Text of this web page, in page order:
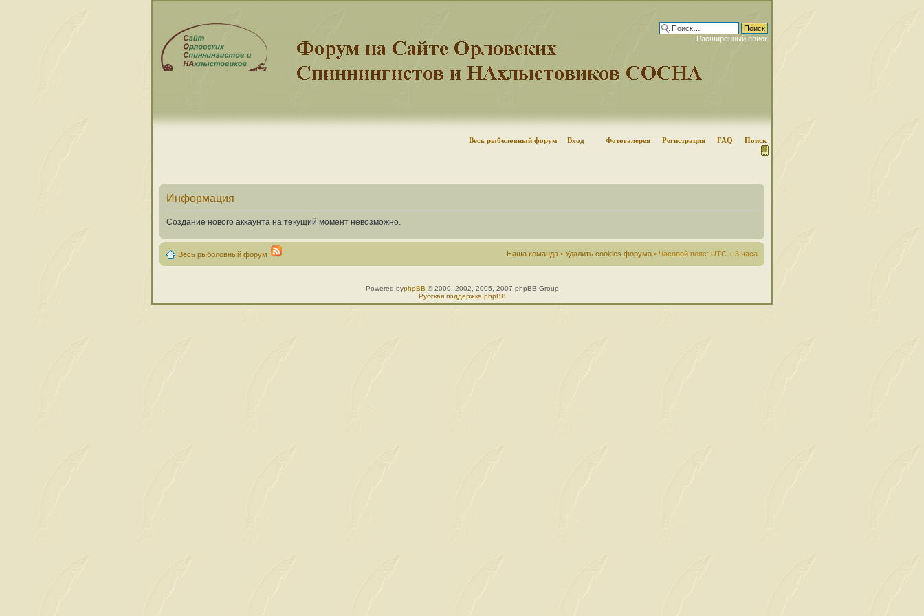
Расширенный поиск
Весь рыболовный форум Вход Фотогалерея Регистрация FAQ Поиск
Информация
Создание нового аккаунта на текущий момент невозможно.
Весь рыболовный форум Наша команда • Удалить cookies форума • Часовой пояс: UTC + 3 часа
Powered byphpBB © 2000, 2002, 2005, 2007 phpBB Group
Русская поддержка phpBB